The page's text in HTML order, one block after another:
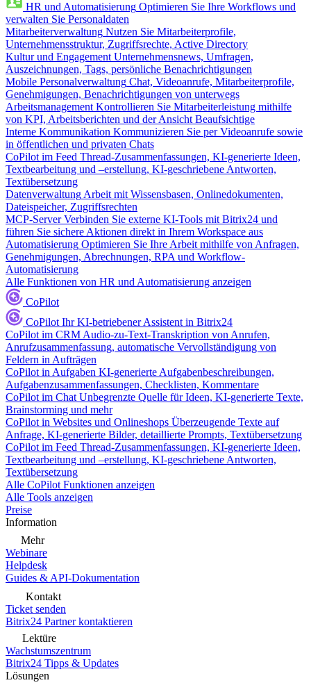
HR und Automatisierung Optimieren Sie Ihre Workflows und
verwalten Sie Personaldaten
Mitarbeiterverwaltung Nutzen Sie Mitarbeiterprofile,
Unternehmensstruktur, Zugriffsrechte, Active Directory
Kultur und Engagement Unternehmensnews, Umfragen,
Auszeichnungen, Tags, persönliche Benachrichtigungen
Mobile Personalverwaltung Chat, Videoanrufe, Mitarbeiterprofile,
Genehmigungen, Benachrichtigungen von unterwegs
Arbeitsmanagement Kontrollieren Sie Mitarbeiterleistung mithilfe
von KPI, Arbeitsberichten und der Ansicht Beaufsichtige
Interne Kommunikation Kommunizieren Sie per Videoanrufe sowie
in öffentlichen und privaten Chats
CoPilot im Feed Thread-Zusammenfassungen, KI-generierte Ideen,
Textbearbeitung und –erstellung, KI-geschriebene Antworten,
Textübersetzung
Datenverwaltung Arbeit mit Wissensbasen, Onlinedokumenten,
Dateispeicher, Zugriffsrechten
MCP-Server Verbinden Sie externe KI-Tools mit Bitrix24 und
führen Sie sichere Aktionen direkt in Ihrem Workspace aus
Automatisierung Optimieren Sie Ihre Arbeit mithilfe von Anfragen,
Genehmigungen, Abrechnungen, RPA und Workflow-
Automatisierung
Alle Funktionen von HR und Automatisierung anzeigen
CoPilot
CoPilot Ihr KI-betriebener Assistent in Bitrix24
CoPilot im CRM Audio-zu-Text-Transkription von Anrufen,
Anrufzusammenfassung, automatische Vervollständigung von
Feldern in Aufträgen
CoPilot in Aufgaben KI-generierte Aufgabenbeschreibungen,
Aufgabenzusammenfassungen, Checklisten, Kommentare
CoPilot im Chat Unbegrenzte Quelle für Ideen, KI-generierte Texte,
Brainstorming und mehr
CoPilot in Websites und Onlineshops Überzeugende Texte auf
Anfrage, KI-generierte Bilder, detaillierte Prompts, Textübersetzung
CoPilot im Feed Thread-Zusammenfassungen, KI-generierte Ideen,
Textbearbeitung und –erstellung, KI-geschriebene Antworten,
Textübersetzung
Alle CoPilot Funktionen anzeigen
Alle Tools anzeigen
Preise
Information
Mehr
Webinare
Helpdesk
Guides & API-Dokumentation
Kontakt
Ticket senden
Bitrix24 Partner kontaktieren
Lektüre
Wachstumszentrum
Bitrix24 Tipps & Updates
Lösungen